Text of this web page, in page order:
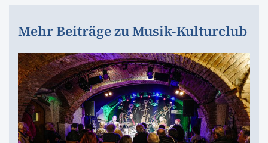
Mehr Beiträge zu Musik-Kulturclub